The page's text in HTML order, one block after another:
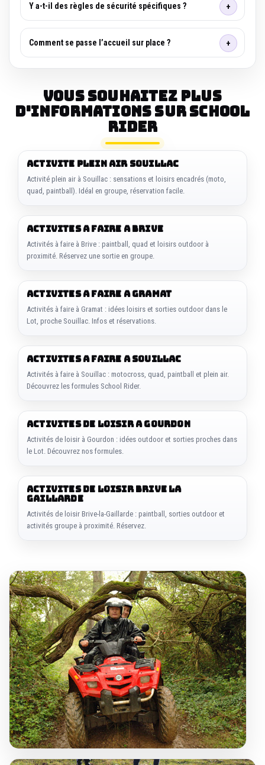
Y a-t-il des règles de sécurité spécifiques ?
Comment se passe l’accueil sur place ?
Vous souhaitez plus
d'informations sur SCHOOL
RIDER
ACTIVITE PLEIN AIR SOUILLAC
Activité plein air à Souillac : sensations et loisirs encadrés (moto,
quad, paintball). Idéal en groupe, réservation facile.
ACTIVITES A FAIRE A BRIVE
Activités à faire à Brive : paintball, quad et loisirs outdoor à
proximité. Réservez une sortie en groupe.
ACTIVITES A FAIRE A GRAMAT
Activités à faire à Gramat : idées loisirs et sorties outdoor dans le
Lot, proche Souillac. Infos et réservations.
ACTIVITES A FAIRE A SOUILLAC
Activités à faire à Souillac : motocross, quad, paintball et plein air.
Découvrez les formules School Rider.
ACTIVITES DE LOISIR A GOURDON
Activités de loisir à Gourdon : idées outdoor et sorties proches dans
le Lot. Découvrez nos formules.
ACTIVITES DE LOISIR BRIVE LA
GAILLARDE
Activités de loisir Brive-la-Gaillarde : paintball, sorties outdoor et
activités groupe à proximité. Réservez.